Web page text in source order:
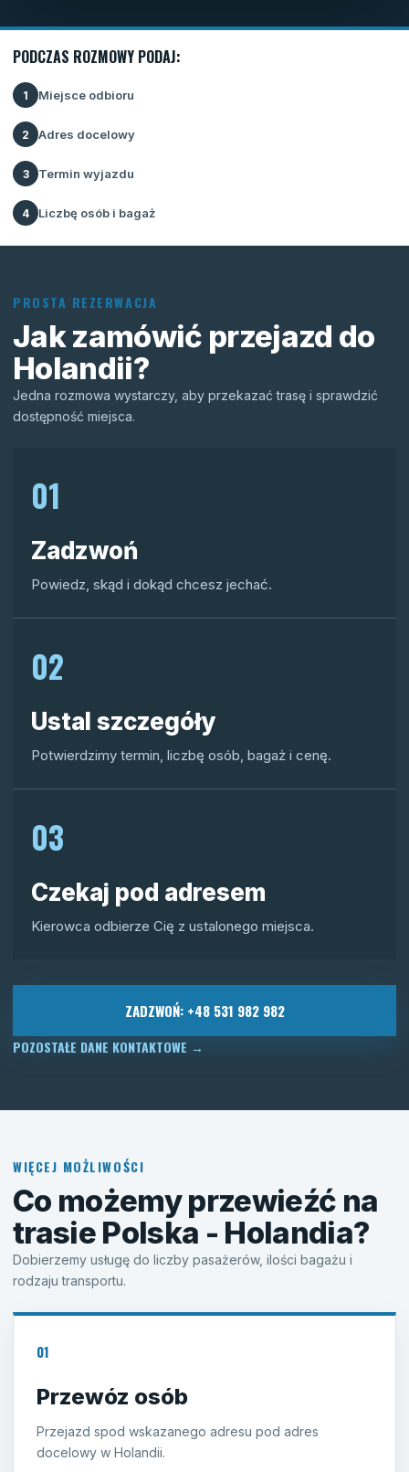
PODCZAS ROZMOWY PODAJ:
1 Miejsce odbioru
2 Adres docelowy
3 Termin wyjazdu
4 Liczbę osób i bagaż
PROSTA REZERWACJA
Jak zamówić przejazd do
Holandii?
Jedna rozmowa wystarczy, aby przekazać trasę i sprawdzić
dostępność miejsca.
01
Zadzwoń
Powiedz, skąd i dokąd chcesz jechać.
02
Ustal szczegóły
Potwierdzimy termin, liczbę osób, bagaż i cenę.
03
Czekaj pod adresem
Kierowca odbierze Cię z ustalonego miejsca.
ZADZWOŃ: +48 531 982 982
POZOSTAŁE DANE KONTAKTOWE →
WIĘCEJ MOŻLIWOŚCI
Co możemy przewieźć na
trasie Polska - Holandia?
Dobierzemy usługę do liczby pasażerów, ilości bagażu i
rodzaju transportu.
01
Przewóz osób
Przejazd spod wskazanego adresu pod adres
docelowy w Holandii.